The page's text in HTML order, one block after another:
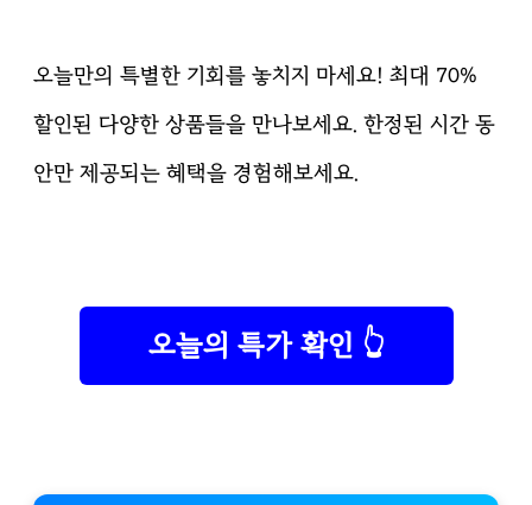
오늘만의 특별한 기회를 놓치지 마세요! 최대 70%
할인된 다양한 상품들을 만나보세요. 한정된 시간 동
안만 제공되는 혜택을 경험해보세요.
오늘의 특가 확인 👆